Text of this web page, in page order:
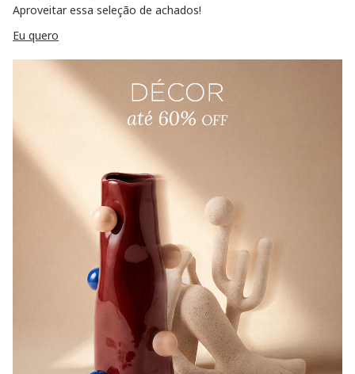
Aproveitar essa seleção de achados!
Eu quero